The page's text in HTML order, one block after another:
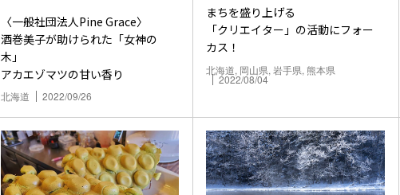
〈一般社団法人Pine Grace〉
酒巻美子が助けられた「女神の
木」
アカエゾマツの甘い香り
北海道 2022/09/26
まちを盛り上げる
「クリエイター」の活動にフォー
カス！
北海道, 岡山県, 岩手県, 熊本県
2022/08/04